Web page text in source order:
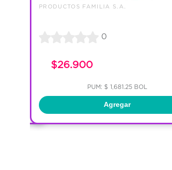
PRODUCTOS FAMILIA S.A.
0
$26.900
PUM: $ 1,681.25 BOL
Agregar